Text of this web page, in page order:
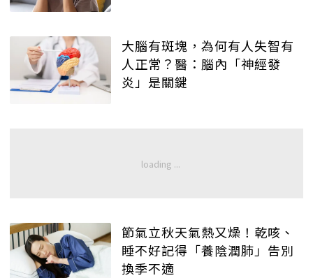
大腦有斑塊，為何有人失智有
人正常？醫：腦內「神經發
炎」是關鍵
節氣立秋天氣熱又燥！乾咳、
睡不好記得「養陰潤肺」告別
換季不適